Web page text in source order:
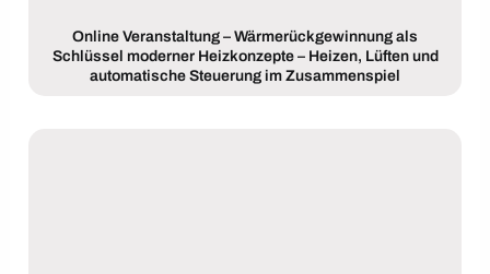
Online Veranstaltung – Wärmerückgewinnung als
Schlüssel moderner Heizkonzepte – Heizen, Lüften und
automatische Steuerung im Zusammenspiel